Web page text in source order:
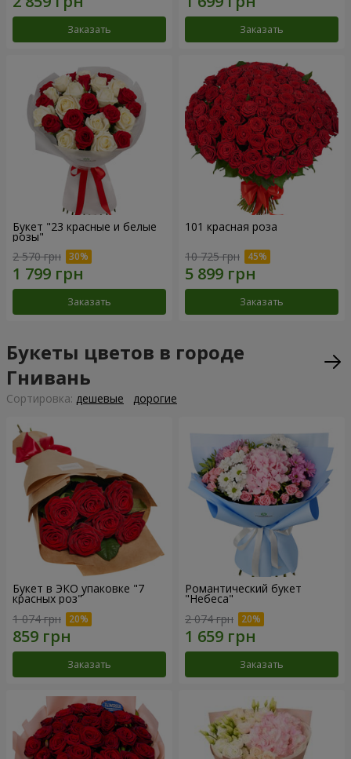
Заказать Заказать
Букет "23 красные и белые
розы"
2 570 грн
Заказать
101 красная роза
10 725 грн
Заказать
Букеты цветов в городе
Гнивань
Cортировка: дешевые дорогие
Букет в ЭКО упаковке "7
красных роз"
1 074 грн
Заказать
Романтический букет
"Небеса"
2 074 грн
Заказать